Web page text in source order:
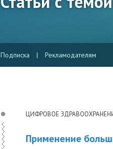
Подписка | Рекламодателям
ЦИФРОВОЕ
Применение